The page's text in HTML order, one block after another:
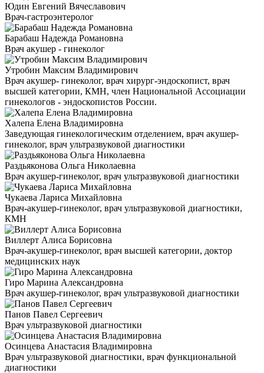
Юдин Евгений Вячеславович
Врач-гастроэнтеролог
Барабаш Надежда Романовна
Врач акушер - гинеколог
Утробин Максим Владимирович
Врач акушер- гинеколог, врач хирург-эндоскопист, врач
высшей категории, КМН, член Национальной Ассоциации
гинекологов - эндоскопистов России.
Халепа Елена Владимировна
Заведующая гинекологическим отделением, врач акушер-
гинеколог, врач ультразвуковой диагностики
Раздьяконова Ольга Николаевна
Врач акушер-гинеколог, врач ультразвуковой диагностики
Чукаева Лариса Михайловна
Врач-акушер-гинеколог, врач ультразвуковой диагностики,
КМН
Виллерт Алиса Борисовна
Врач-акушер-гинеколог, врач высшей категории, доктор
медицинских наук
Гиро Марина Александровна
Врач акушер-гинеколог, врач ультразвуковой диагностики
Панов Павел Сергеевич
Врач ультразвуковой диагностики
Осинцева Анастасия Владимировна
Врач ультразвуковой диагностики, врач функциональной
диагностики